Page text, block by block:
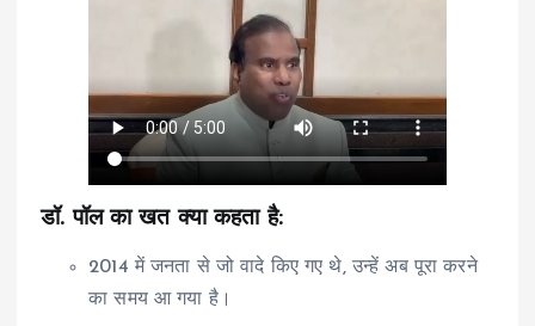
डॉ. पॉल का खत क्या कहता है:
2014 में जनता से जो वादे किए गए थे, उन्हें अब पूरा करने
का समय आ गया है।